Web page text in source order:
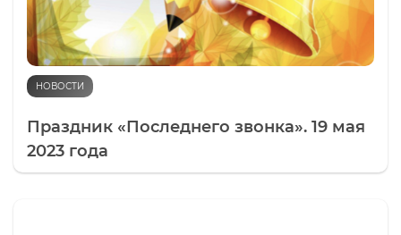
НОВОСТИ
Праздник «Последнего звонка». 19 мая
2023 года